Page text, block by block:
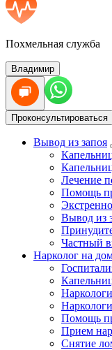
Похмельная служба
Владимир
Проконсультироваться
Вывод из запоя
Лечение
Помощь
Вывод из
Частный
Нарколог на
Помощь
Прием
Снятие